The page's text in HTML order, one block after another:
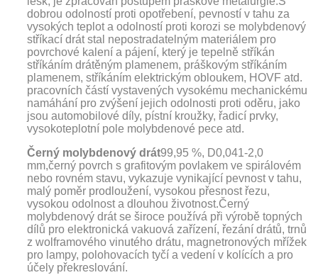
dobrou odolností proti opotřebení, pevností v tahu za
vysokých teplot a odolností proti korozi se molybdenový
stříkací drát stal nepostradatelným materiálem pro
povrchové kalení a pájení, který je tepelně stříkán
stříkáním drátěným plamenem, práškovým stříkáním
plamenem, stříkáním elektrickým obloukem, HOVF atd.
pracovních částí vystavených vysokému mechanickému
namáhání pro zvýšení jejich odolnosti proti oděru, jako
jsou automobilové díly, pístní kroužky, řadicí prvky,
vysokoteplotní pole molybdenové pece atd.
Černý molybdenový drát99,95 %, D0,041-2,0
mm,černý povrch s grafitovým povlakem ve spirálovém
nebo rovném stavu, vykazuje vynikající pevnost v tahu,
malý poměr prodloužení, vysokou přesnost řezu,
vysokou odolnost a dlouhou životnost.Černý
molybdenový drát se široce používá při výrobě topných
dílů pro elektronická vakuová zařízení, řezání drátů, trnů
z wolframového vinutého drátu, magnetronových mřížek
pro lampy, polohovacích tyčí a vedení v kolících a pro
účely překreslování.